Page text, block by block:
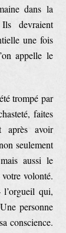
dans la
devraient
une fois
appelle le
trompé par
faites
après avoir
seulement
aussi le
volonté.
qui,
personne
conscience.